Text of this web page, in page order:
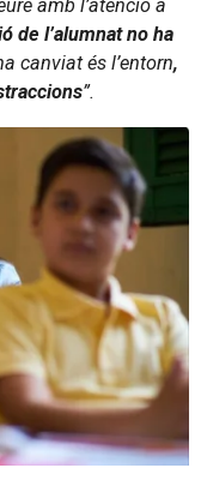
amb l’atenció a
de l’alumnat no ha
canviat és l’entorn,
”.